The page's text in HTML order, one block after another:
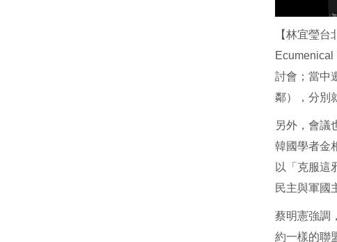
【林宜瑩
討會；當中
鄰），分別
另外，會議
韓國學者金
以「克服這
民主與軍國
蔡明憲強調
約一樣的聯